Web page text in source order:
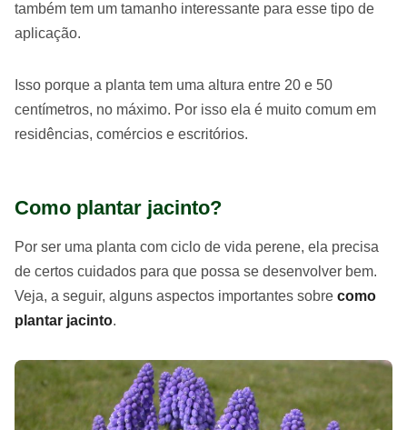
também tem um tamanho interessante para esse tipo de
aplicação.
Isso porque a planta tem uma altura entre 20 e 50
centímetros, no máximo. Por isso ela é muito comum em
residências, comércios e escritórios.
Como plantar jacinto?
Por ser uma planta com ciclo de vida perene, ela precisa
de certos cuidados para que possa se desenvolver bem.
Veja, a seguir, alguns aspectos importantes sobre como
plantar jacinto.